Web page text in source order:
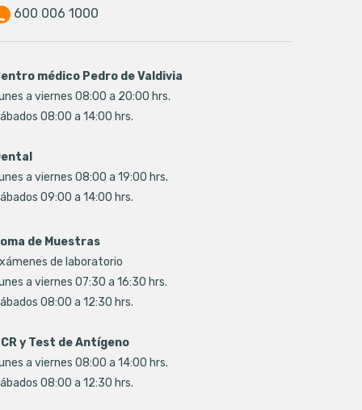
600 006 1000
médico Pedro de Valdivia
a viernes 08:00 a 20:00 hrs.
08:00 a 14:00 hrs.
a viernes 08:00 a 19:00 hrs.
09:00 a 14:00 hrs.
de Muestras
de laboratorio
a viernes 07:30 a 16:30 hrs.
08:00 a 12:30 hrs.
y Test de Antígeno
a viernes 08:00 a 14:00 hrs.
08:00 a 12:30 hrs.